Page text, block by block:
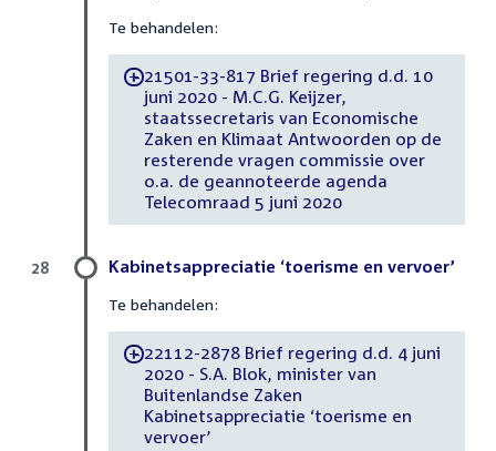
Te behandelen:
-21501-33-817 Brief regering d.d. 10
juni 2020 - M.C.G. Keijzer,
staatssecretaris van Economische
Zaken en Klimaat Antwoorden op de
resterende vragen commissie over
o.a. de geannoteerde agenda
Telecomraad 5 juni 2020
Kabinetsappreciatie ‘toerisme en vervoer’
Te behandelen:
-22112-2878 Brief regering d.d. 4 juni
2020 - S.A. Blok, minister van
Buitenlandse Zaken
Kabinetsappreciatie ‘toerisme en
vervoer’
28